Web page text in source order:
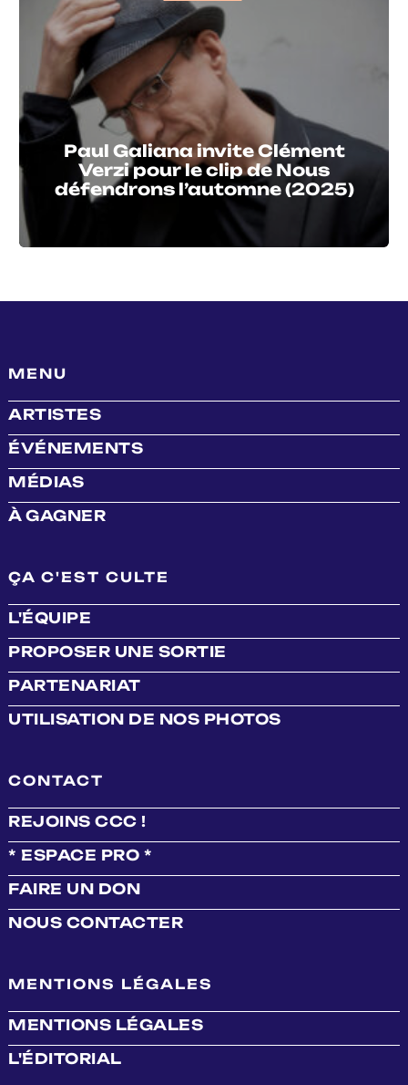
Paul Galiana invite Clément
Verzi pour le clip de Nous
défendrons l’automne (2025)
MENU
ARTISTES
ÉVÉNEMENTS
MÉDIAS
À GAGNER
ÇA C'EST CULTE
L'ÉQUIPE
PROPOSER UNE SORTIE
PARTENARIAT
UTILISATION DE NOS PHOTOS
CONTACT
REJOINS CCC !
* ESPACE PRO *
FAIRE UN DON
NOUS CONTACTER
MENTIONS LÉGALES
MENTIONS LÉGALES
L'ÉDITORIAL